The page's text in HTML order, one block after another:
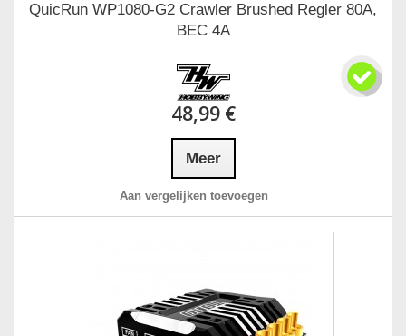
QuicRun WP1080-G2 Crawler Brushed Regler 80A,
BEC 4A
48,99 €
Meer
Aan vergelijken toevoegen